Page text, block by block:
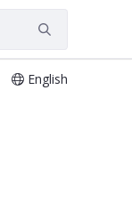
English